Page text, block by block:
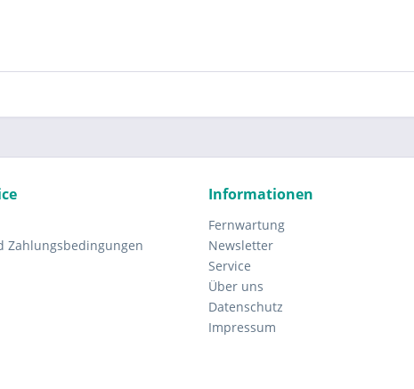
Zahlungsbedingungen
Informationen
Fernwartung
Newsletter
Service
Über uns
Datenschutz
Impressum